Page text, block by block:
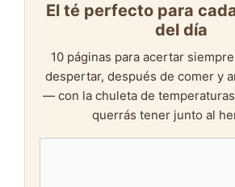
El té perfecto para
del día
10 páginas para acertar
despertar, después de comer y
— con la chuleta de
querrás tener junto al